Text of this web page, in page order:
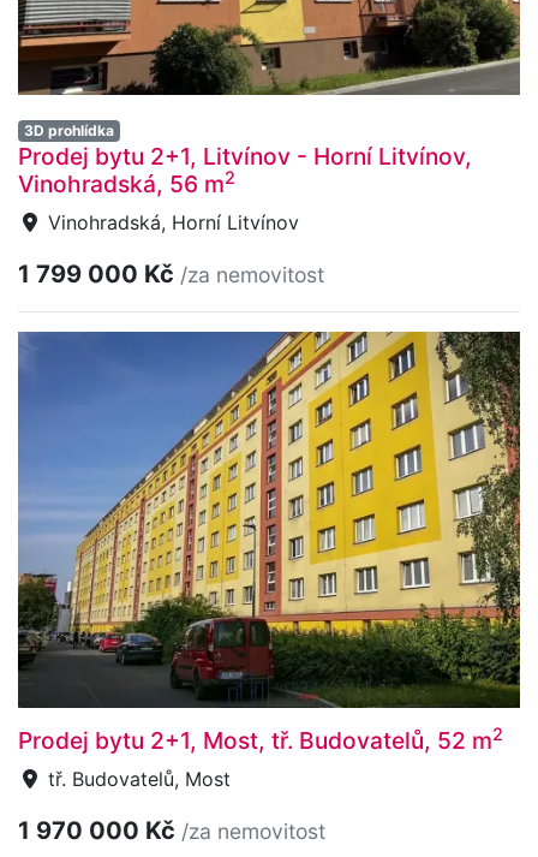
3D prohlídka
Prodej bytu 2+1, Litvínov - Horní Litvínov,
Vinohradská, 56 m2
Vinohradská, Horní Litvínov
1 799 000 Kč /za nemovitost
Prodej bytu 2+1, Most, tř. Budovatelů, 52 m2
tř. Budovatelů, Most
1 970 000 Kč /za nemovitost